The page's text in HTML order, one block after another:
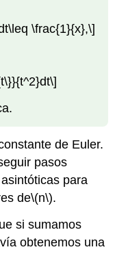
\frac{1}{x},\]
de Euler.
pasos
para
de\(n\).
si sumamos
obtenemos una